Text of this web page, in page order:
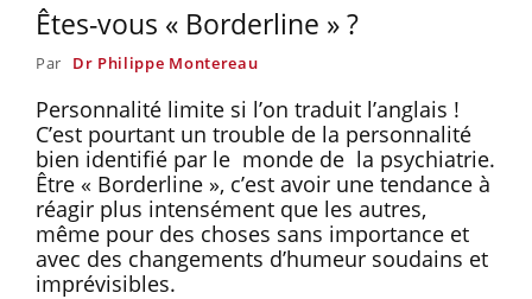
Êtes-vous « Borderline » ?
Par Dr Philippe Montereau
Personnalité limite si l’on traduit l’anglais !
C’est pourtant un trouble de la personnalité
bien identifié par le monde de la psychiatrie.
Être « Borderline », c’est avoir une tendance à
réagir plus intensément que les autres,
même pour des choses sans importance et
avec des changements d’humeur soudains et
imprévisibles.